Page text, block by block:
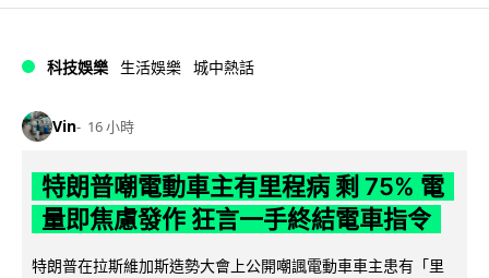
科技娛樂 生活娛樂 城中熱話
Vin 16 小時
特朗普嘲電動車主有里程病 剩 75% 電
量即焦慮發作 狂言一手終結電車指令
特朗普在拉斯維加斯造勢大會上公開嘲諷電動車車主患有「里